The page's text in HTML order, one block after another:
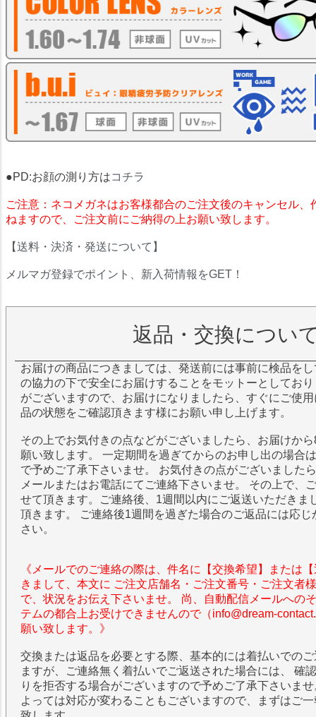
●PD:お顔の測り方はコチラ
ご注意：ネコメガネはお客様都合のご注文後のキャンセル、
ねますので、ご注文前にご納得の上お願い致します。
【送料・決済・発送について】
メルマガ登録でポイント、新入荷情報をGET！
返品・交換につい
お届けの商品につきましては、発送前には事前に検品を
の協力の下で安全にお届けすることをモットーとしてお
がございますので、お届けになりましたら、すぐにご使
品の状態をご確認頂きます様にお願い申し上げます。
その上でお気付きの点などがございましたら、お届けか
願い致します。 一定期間を過ぎてからのお申し出の場合
で予めご了承下さいませ。 お気付きの点がございました
メールまたはお電話にてご連絡下さいませ。 その上で、
せて頂きます。ご連絡後、1週間以内にご返送いただきま
頂きます。 ご連絡後1週間を過ぎた場合のご返品には応
さい。
《メールでのご連絡の際は、件名に【交換希望】または
きまして、本文に ご注文店舗名・ご注文番号・ご注文者
で、状況をお伝え下さいませ。 尚、自動配信メールへの
テムの都合上お受けできませんので（info@dream-
願い致します。》
交換または返品を必要とする際、基本的には着払いでの
ますが、ご連絡無く着払いでご返送された場合には、 確
りを拒否する場合がございますので予めご了承下さいま
よっては対応が変わることもございますので、まずはご